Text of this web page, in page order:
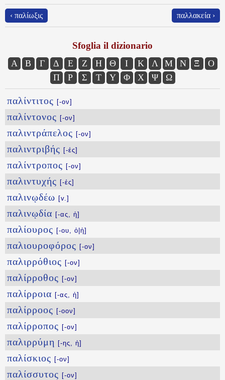
‹ παλίωξις παλλακεία ›
Sfoglia il dizionario
Α Β Γ Δ Ε Ζ Η Θ Ι Κ Λ Μ Ν Ξ
Ο
Π
Ρ Σ Τ Υ Φ Χ Ψ Ω
παλίντιτος [-ον]
παλίντονος [-ον]
παλιντράπελος [-ον]
παλιντριβής [-ές]
παλίντροπος [-ον]
παλιντυχής [-ές]
παλινῳδέω [v.]
παλινῳδία [-ας, ἡ]
παλίουρος [-ου, ὁ|ἡ]
παλιουροφόρος [-ον]
παλιρρόθιος [-ον]
παλίρροθος [-ον]
παλίρροια [-ας, ἡ]
παλίρροος [-οον]
παλίρροπος [-ον]
παλιρρύμη [-ης, ἡ]
παλίσκιος [-ον]
παλίσσυτος [-ον]